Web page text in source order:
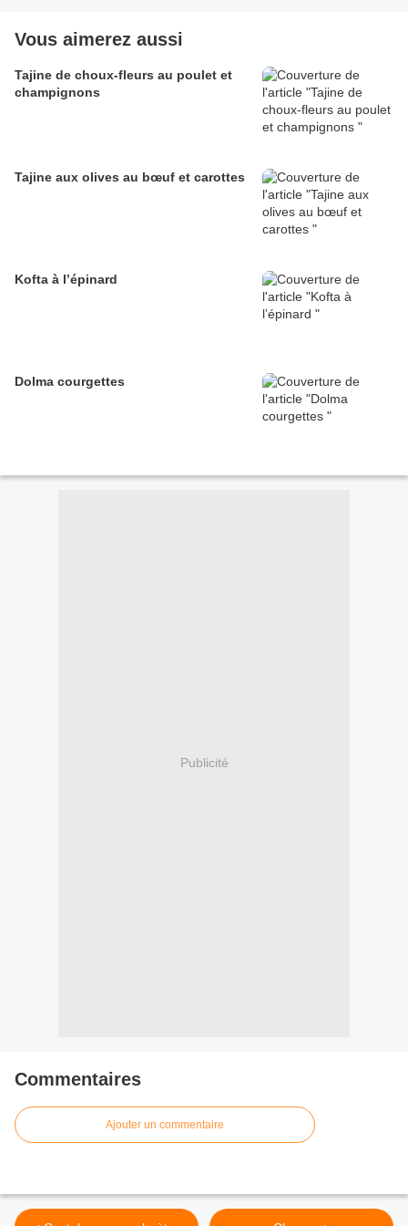
Vous aimerez aussi
Tajine de choux-fleurs au poulet et
champignons
Tajine aux olives au bœuf et carottes
Kofta à l’épinard
Dolma courgettes
Publicité
Commentaires
Ajouter un commentaire